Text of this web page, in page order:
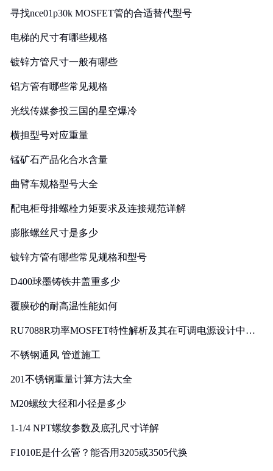
寻找nce01p30k MOSFET管的合适替代型号
电梯的尺寸有哪些规格
镀锌方管尺寸一般有哪些
铝方管有哪些常见规格
光线传媒参投三国的星空爆冷
横担型号对应重量
锰矿石产品化合水含量
曲臂车规格型号大全
配电柜母排螺栓力矩要求及连接规范详解
膨胀螺丝尺寸是多少
镀锌方管有哪些常见规格和型号
D400球墨铸铁井盖重多少
覆膜砂的耐高温性能如何
RU7088R功率MOSFET特性解析及其在可调电源设计中的
不锈钢通风 管道施工
201不锈钢重量计算方法大全
M20螺纹大径和小径是多少
1-1/4 NPT螺纹参数及底孔尺寸详解
F1010E是什么管？能否用3205或3505代换